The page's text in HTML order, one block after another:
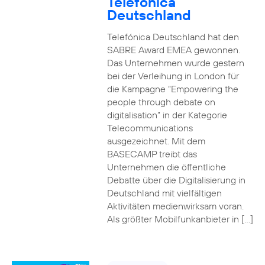
Deutschland
Telefónica Deutschland hat den
SABRE Award EMEA gewonnen.
Das Unternehmen wurde gestern
bei der Verleihung in London für
die Kampagne “Empowering the
people through debate on
digitalisation” in der Kategorie
Telecommunications
ausgezeichnet. Mit dem
BASECAMP treibt das
Unternehmen die öffentliche
Debatte über die Digitalisierung in
Deutschland mit vielfältigen
Aktivitäten medienwirksam voran.
Als größter Mobilfunkanbieter in […]